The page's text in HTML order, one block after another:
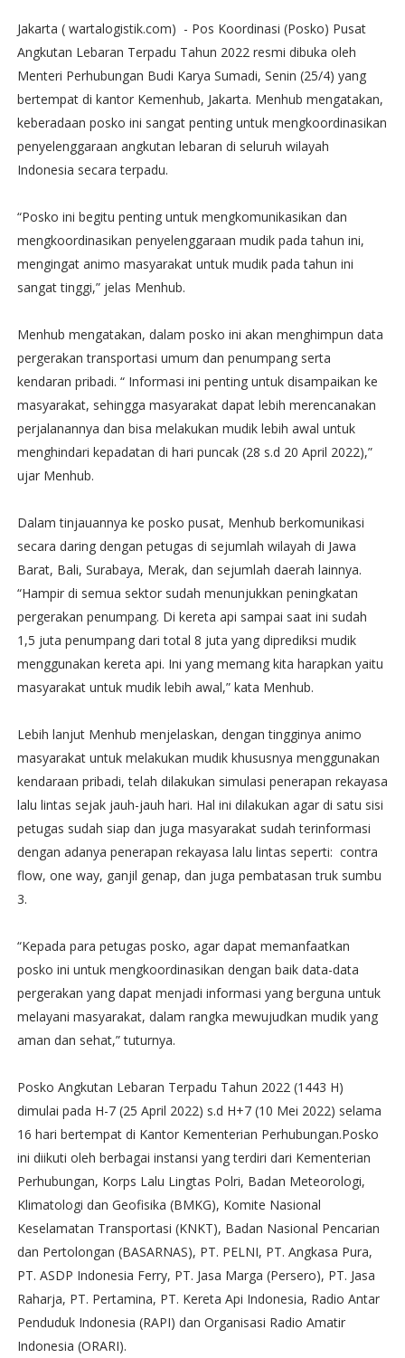
Jakarta ( wartalogistik.com) - Pos Koordinasi (Posko) Pusat
Angkutan Lebaran Terpadu Tahun 2022 resmi dibuka oleh
Menteri Perhubungan Budi Karya Sumadi, Senin (25/4) yang
bertempat di kantor Kemenhub, Jakarta. Menhub mengatakan,
keberadaan posko ini sangat penting untuk mengkoordinasikan
penyelenggaraan angkutan lebaran di seluruh wilayah
Indonesia secara terpadu.
“Posko ini begitu penting untuk mengkomunikasikan dan
mengkoordinasikan penyelenggaraan mudik pada tahun ini,
mengingat animo masyarakat untuk mudik pada tahun ini
sangat tinggi,” jelas Menhub.
Menhub mengatakan, dalam posko ini akan menghimpun data
pergerakan transportasi umum dan penumpang serta
kendaran pribadi. “ Informasi ini penting untuk disampaikan ke
masyarakat, sehingga masyarakat dapat lebih merencanakan
perjalanannya dan bisa melakukan mudik lebih awal untuk
menghindari kepadatan di hari puncak (28 s.d 20 April 2022),”
ujar Menhub.
Dalam tinjauannya ke posko pusat, Menhub berkomunikasi
secara daring dengan petugas di sejumlah wilayah di Jawa
Barat, Bali, Surabaya, Merak, dan sejumlah daerah lainnya.
“Hampir di semua sektor sudah menunjukkan peningkatan
pergerakan penumpang. Di kereta api sampai saat ini sudah
1,5 juta penumpang dari total 8 juta yang diprediksi mudik
menggunakan kereta api. Ini yang memang kita harapkan yaitu
masyarakat untuk mudik lebih awal,” kata Menhub.
Lebih lanjut Menhub menjelaskan, dengan tingginya animo
masyarakat untuk melakukan mudik khususnya menggunakan
kendaraan pribadi, telah dilakukan simulasi penerapan rekayasa
lalu lintas sejak jauh-jauh hari. Hal ini dilakukan agar di satu sisi
petugas sudah siap dan juga masyarakat sudah terinformasi
dengan adanya penerapan rekayasa lalu lintas seperti: contra
flow, one way, ganjil genap, dan juga pembatasan truk sumbu
3.
“Kepada para petugas posko, agar dapat memanfaatkan
posko ini untuk mengkoordinasikan dengan baik data-data
pergerakan yang dapat menjadi informasi yang berguna untuk
melayani masyarakat, dalam rangka mewujudkan mudik yang
aman dan sehat,” tuturnya.
Posko Angkutan Lebaran Terpadu Tahun 2022 (1443 H)
dimulai pada H-7 (25 April 2022) s.d H+7 (10 Mei 2022) selama
16 hari bertempat di Kantor Kementerian Perhubungan.Posko
ini diikuti oleh berbagai instansi yang terdiri dari Kementerian
Perhubungan, Korps Lalu Lingtas Polri, Badan Meteorologi,
Klimatologi dan Geofisika (BMKG), Komite Nasional
Keselamatan Transportasi (KNKT), Badan Nasional Pencarian
dan Pertolongan (BASARNAS), PT. PELNI, PT. Angkasa Pura,
PT. ASDP Indonesia Ferry, PT. Jasa Marga (Persero), PT. Jasa
Raharja, PT. Pertamina, PT. Kereta Api Indonesia, Radio Antar
Penduduk Indonesia (RAPI) dan Organisasi Radio Amatir
Indonesia (ORARI).